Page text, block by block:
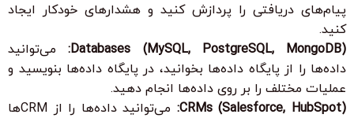
پیام‌های دریافتی را پردازش کنید و هشدارهای خودکار ایجاد
کنید.
Databases (MySQL, PostgreSQL, MongoDB):می‌توانید
داده‌ها را از پایگاه داده‌ها بخوانید، در پایگاه داده‌ها بنویسید و
عملیات مختلف را بر روی داده‌ها انجام دهید.
CRMs (Salesforce, HubSpot):
می‌توانید داده‌ها را از CRMها